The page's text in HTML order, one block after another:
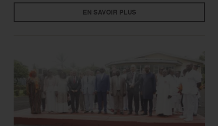
EN SAVOIR PLUS